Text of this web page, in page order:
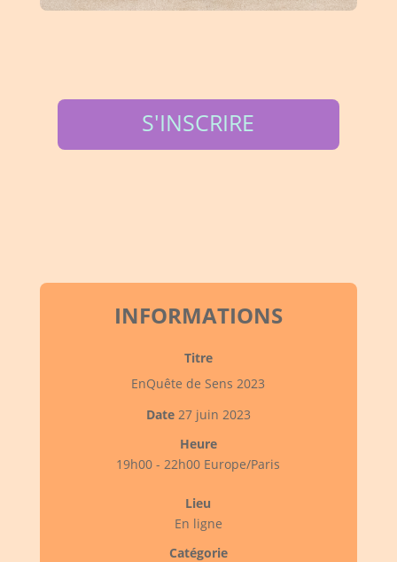
S'INSCRIRE
INFORMATIONS
Titre
EnQuête de Sens 2023
Date 27 juin 2023
Heure
19h00 - 22h00 Europe/Paris
Lieu
En ligne
Catégorie